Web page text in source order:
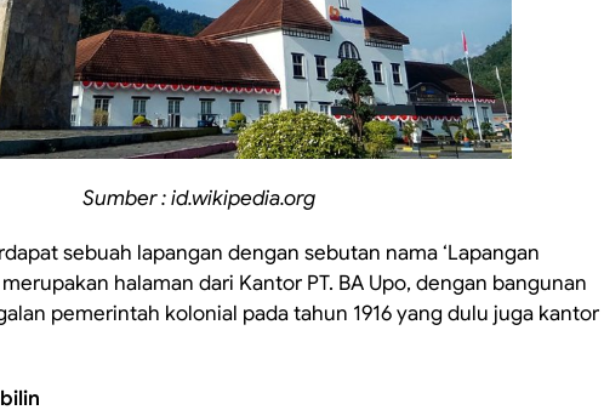
Sumber : id.wikipedia.org
sebuah lapangan dengan sebutan nama ‘Lapangan
halaman dari Kantor PT. BA Upo, dengan bangunan
pemerintah kolonial pada tahun 1916 yang dulu juga kantor